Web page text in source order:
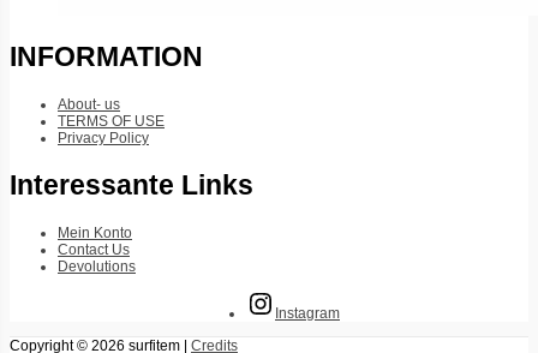
INFORMATION
About- us
TERMS OF USE
Privacy Policy
Interessante Links
Mein Konto
Contact Us
Devolutions
Instagram
Copyright © 2026 surfitem
Credits